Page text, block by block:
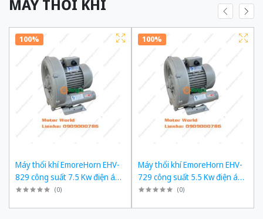
MÁY THỔI KHÍ
100%
Máy thổi khí EmoreHorn EHV-
829 công suất 7.5 Kw điện áp
3pha 380VAC, 50Hz
(0)
100%
Máy thổi khí EmoreHorn EHV-
729 công suất 5.5 Kw điện áp
3pha 380VAC, 50Hz
(0)